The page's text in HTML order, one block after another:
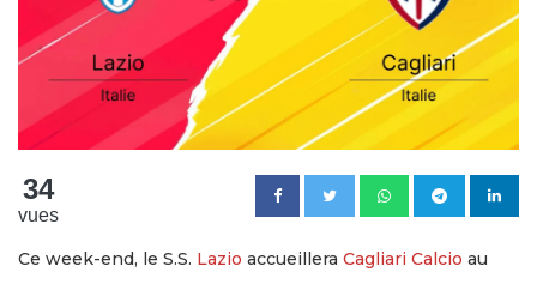
34
vues
Ce week-end, le S.S. Lazio accueillera Cagliari Calcio au